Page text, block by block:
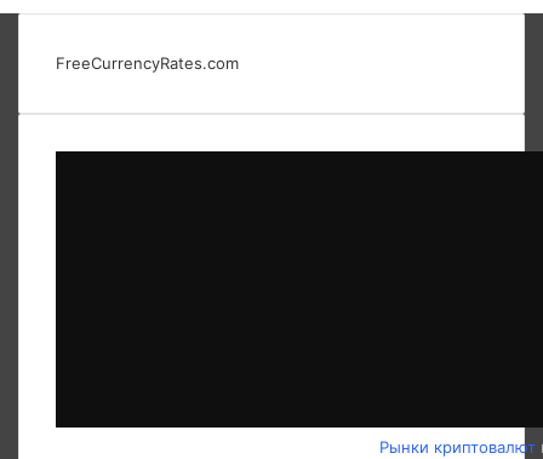
FreeCurrencyRates.com
Рынки криптовалют